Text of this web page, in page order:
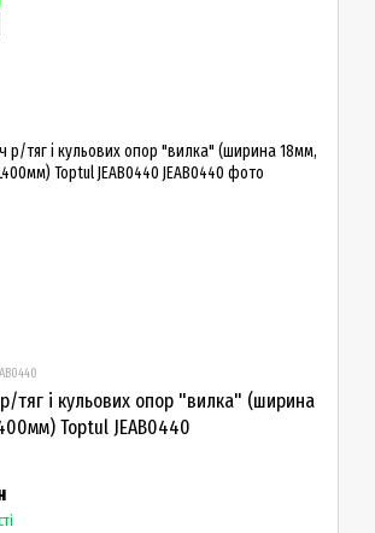
тяг і кульових опор "вилка" (ширина
Toptul JEAB0440